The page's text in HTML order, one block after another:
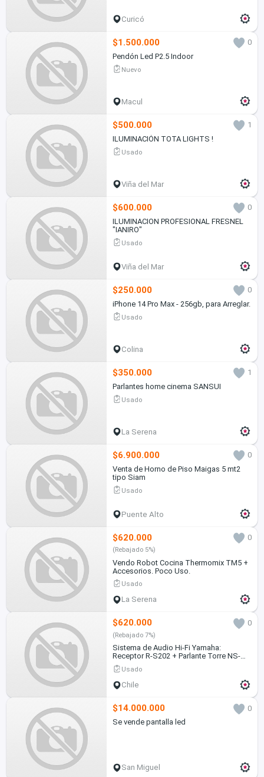
Curicó
$1.500.000
0
Pendón Led P2.5 Indoor
Nuevo
Macul
$500.000
1
ILUMINACIÓN TOTA LIGHTS !
Usado
Viña del Mar
$600.000
0
ILUMINACION PROFESIONAL FRESNEL
"IANIRO"
Usado
Viña del Mar
$250.000
0
iPhone 14 Pro Max - 256gb, para Arreglar.
Usado
Colina
$350.000
1
Parlantes home cinema SANSUI
Usado
La Serena
$6.900.000
0
Venta de Horno de Piso Maigas 5 mt2
tipo Siam
Usado
Puente Alto
$620.000 0
(Rebajado 5%)
Vendo Robot Cocina Thermomix TM5 +
Accesorios. Poco Uso.
Usado
La Serena
$620.000 0
(Rebajado 7%)
Sistema de Audio Hi-Fi Yamaha:
Receptor R-S202 + Parlante Torre NS-
F150
Usado
Chile
$14.000.000
0
Se vende pantalla led
San Miguel